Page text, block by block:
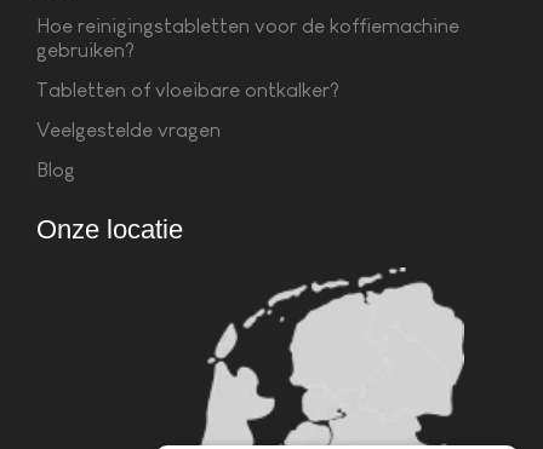
Hoe reinigingstabletten voor de koffiemachine
gebruiken?
Tabletten of vloeibare ontkalker?
Veelgestelde vragen
Blog
Onze locatie